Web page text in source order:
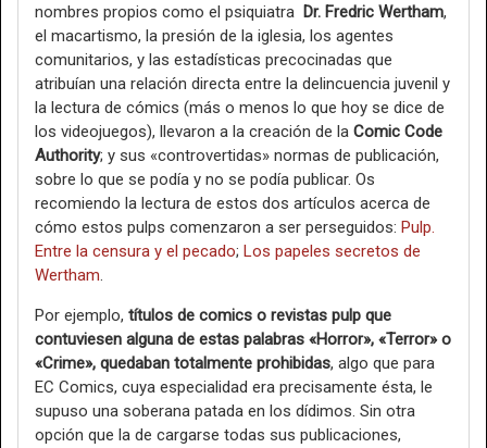
nombres propios como el psiquiatra Dr. Fredric Wertham,
el macartismo, la presión de la iglesia, los agentes
comunitarios, y las estadísticas precocinadas que
atribuían una relación directa entre la delincuencia juvenil y
la lectura de cómics (más o menos lo que hoy se dice de
los videojuegos), llevaron a la creación de la Comic Code
Authority; y sus «controvertidas» normas de publicación,
sobre lo que se podía y no se podía publicar. Os
recomiendo la lectura de estos dos artículos acerca de
cómo estos pulps comenzaron a ser perseguidos: Pulp.
Entre la censura y el pecado; Los papeles secretos de
Wertham.
Por ejemplo, títulos de comics o revistas pulp que
contuviesen alguna de estas palabras «Horror», «Terror» o
«Crime», quedaban totalmente prohibidas, algo que para
EC Comics, cuya especialidad era precisamente ésta, le
supuso una soberana patada en los dídimos. Sin otra
opción que la de cargarse todas sus publicaciones,